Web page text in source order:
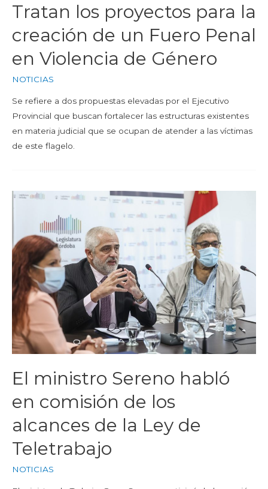
Tratan los proyectos para la
creación de un Fuero Penal
en Violencia de Género
NOTICIAS
Se refiere a dos propuestas elevadas por el Ejecutivo
Provincial que buscan fortalecer las estructuras existentes
en materia judicial que se ocupan de atender a las víctimas
de este flagelo.
El ministro Sereno habló
en comisión de los
alcances de la Ley de
Teletrabajo
NOTICIAS